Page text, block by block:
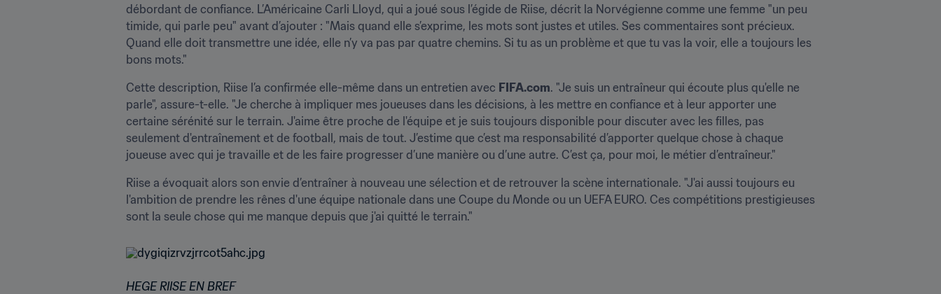
débordant de confiance. L’Américaine Carli Lloyd, qui a joué sous l’égide de Riise, décrit la Norvégienne comme une femme "un peu
timide, qui parle peu" avant d’ajouter : "Mais quand elle s’exprime, les mots sont justes et utiles. Ses commentaires sont précieux.
Quand elle doit transmettre une idée, elle n’y va pas par quatre chemins. Si tu as un problème et que tu vas la voir, elle a toujours les
bons mots."
Cette description, Riise l’a confirmée elle-même dans un entretien avec FIFA.com. "Je suis un entraîneur qui écoute plus qu'elle ne
parle", assure-t-elle. "Je cherche à impliquer mes joueuses dans les décisions, à les mettre en confiance et à leur apporter une
certaine sérénité sur le terrain. J'aime être proche de l'équipe et je suis toujours disponible pour discuter avec les filles, pas
seulement d'entraînement et de football, mais de tout. J’estime que c’est ma responsabilité d’apporter quelque chose à chaque
joueuse avec qui je travaille et de les faire progresser d’une manière ou d’une autre. C’est ça, pour moi, le métier d’entraîneur."
Riise a évoquait alors son envie d’entraîner à nouveau une sélection et de retrouver la scène internationale. "J'ai aussi toujours eu
l'ambition de prendre les rênes d'une équipe nationale dans une Coupe du Monde ou un UEFA EURO. Ces compétitions prestigieuses
sont la seule chose qui me manque depuis que j'ai quitté le terrain."
HEGE RIISE EN BREF